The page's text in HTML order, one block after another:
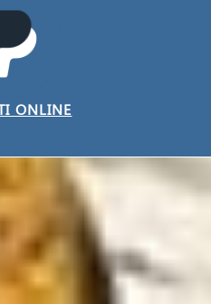
ONLINE